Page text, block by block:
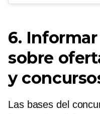
6.
sobre
y
Las bases del